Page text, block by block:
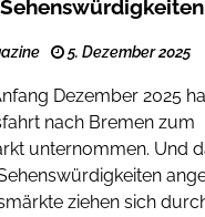
5. Dezember 2025
Dezember 2025
nach Bremen zum
unternommen. Und
ziehen sich